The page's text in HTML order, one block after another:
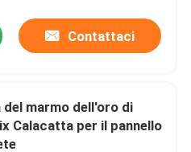
Contattaci
del marmo dell'oro di
Calacatta per il pannello